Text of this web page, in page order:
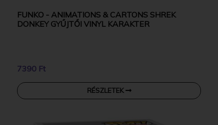
FUNKO - ANIMATIONS & CARTONS SHREK
DONKEY GYŰJTŐI VINYL KARAKTER
7390 Ft
RÉSZLETEK